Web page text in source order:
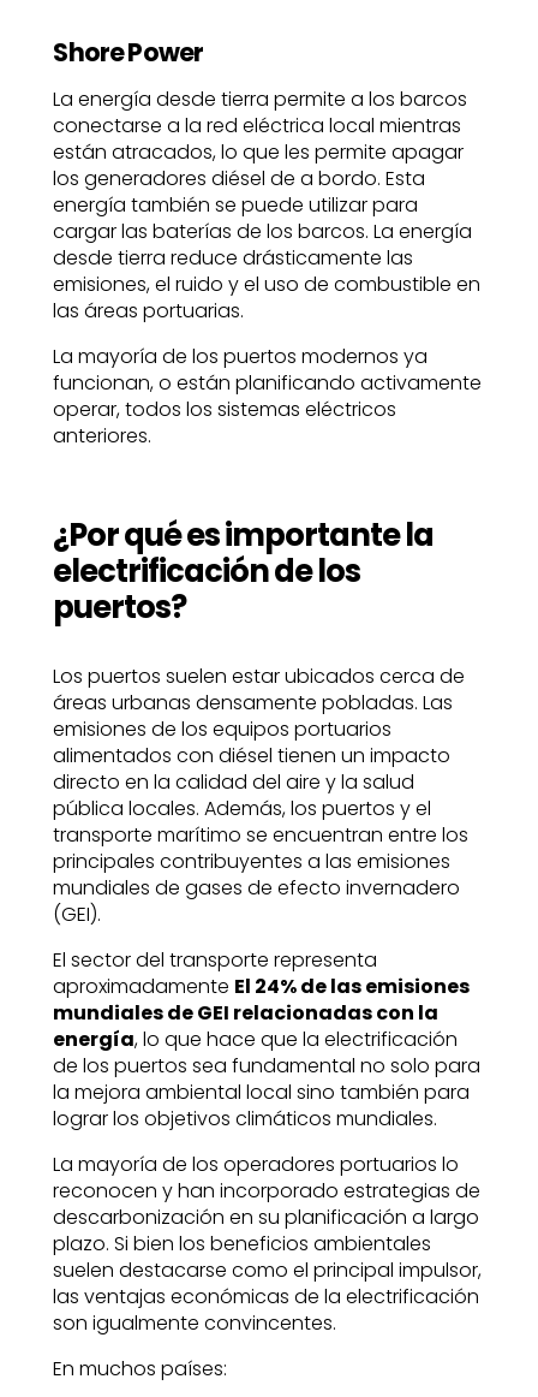
Shore Power
La energía desde tierra permite a los barcos
conectarse a la red eléctrica local mientras
están atracados, lo que les permite apagar
los generadores diésel de a bordo. Esta
energía también se puede utilizar para
cargar las baterías de los barcos. La energía
desde tierra reduce drásticamente las
emisiones, el ruido y el uso de combustible en
las áreas portuarias.
La mayoría de los puertos modernos ya
funcionan, o están planificando activamente
operar, todos los sistemas eléctricos
anteriores.
¿Por qué es importante la
electrificación de los
puertos?
Los puertos suelen estar ubicados cerca de
áreas urbanas densamente pobladas. Las
emisiones de los equipos portuarios
alimentados con diésel tienen un impacto
directo en la calidad del aire y la salud
pública locales. Además, los puertos y el
transporte marítimo se encuentran entre los
principales contribuyentes a las emisiones
mundiales de gases de efecto invernadero
(GEI).
El sector del transporte representa
aproximadamente El 24% de las emisiones
mundiales de GEI relacionadas con la
energía, lo que hace que la electrificación
de los puertos sea fundamental no solo para
la mejora ambiental local sino también para
lograr los objetivos climáticos mundiales.
La mayoría de los operadores portuarios lo
reconocen y han incorporado estrategias de
descarbonización en su planificación a largo
plazo. Si bien los beneficios ambientales
suelen destacarse como el principal impulsor,
las ventajas económicas de la electrificación
son igualmente convincentes.
En muchos países: